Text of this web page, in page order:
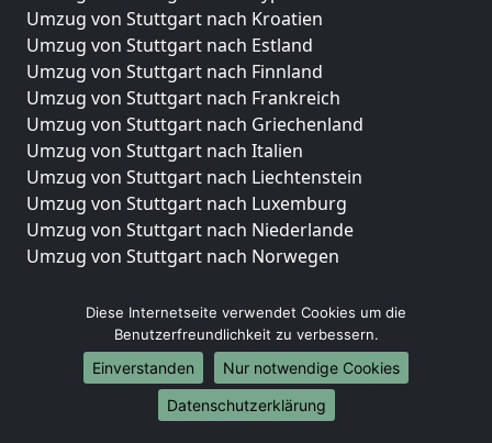
Umzug von Stuttgart nach Kroatien
Umzug von Stuttgart nach Estland
Umzug von Stuttgart nach Finnland
Umzug von Stuttgart nach Frankreich
Umzug von Stuttgart nach Griechenland
Umzug von Stuttgart nach Italien
Umzug von Stuttgart nach Liechtenstein
Umzug von Stuttgart nach Luxemburg
Umzug von Stuttgart nach Niederlande
Umzug von Stuttgart nach Norwegen
Umzüge-Deutschlandweit
Umzug von Stuttgart nach Berlin
Umzug von Stuttgart nach Hamburg
Umzug von Stuttgart nach München
Umzug von Stuttgart nach Köln
Diese Internetseite verwendet Cookies um die
Benutzerfreundlichkeit zu verbessern.
Einverstanden
Nur notwendige Cookies
Datenschutzerklärung